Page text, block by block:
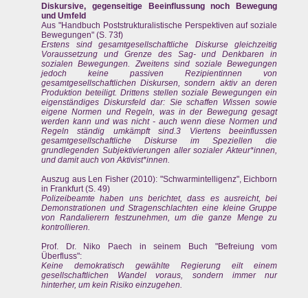
Diskursive, gegenseitige Beeinflussung noch Bewegung
und Umfeld
Aus "Handbuch Poststrukturalistische Perspektiven auf soziale
Bewegungen" (S. 73f)
Erstens sind gesamtgesellschaftliche Diskurse gleichzeitig
Voraussetzung und Grenze des Sag- und Denkbaren in
sozialen Bewegungen. Zweitens sind soziale Bewegungen
jedoch keine passiven Rezipientinnen von
gesamtgesellschaftlichen Diskursen, sondern aktiv an deren
Produktion beteiligt. Drittens stellen soziale Bewegungen ein
eigenständiges Diskursfeld dar: Sie schaffen Wissen sowie
eigene Normen und Regeln, was in der Bewegung gesagt
werden kann und was nicht - auch wenn diese Normen und
Regeln ständig umkämpft sind.3 Viertens beeinflussen
gesamtgesellschaftliche Diskurse im Speziellen die
grundlegenden Subjektivierungen aller sozialer Akteur*innen,
und damit auch von Aktivist*innen.
Auszug aus Len Fisher (2010): "Schwarmintelligenz", Eichborn
in Frankfurt (S. 49)
Polizeibeamte haben uns berichtet, dass es ausreicht, bei
Demonstrationen und Stragenschlachten eine kleine Gruppe
von Randalierern festzunehmen, um die ganze Menge zu
kontrollieren.
Prof. Dr. Niko Paech in seinem Buch "Befreiung vom
Überfluss":
Keine demokratisch gewählte Regierung eilt einem
gesellschaftlichen Wandel voraus, sondern immer nur
hinterher, um kein Risiko einzugehen.